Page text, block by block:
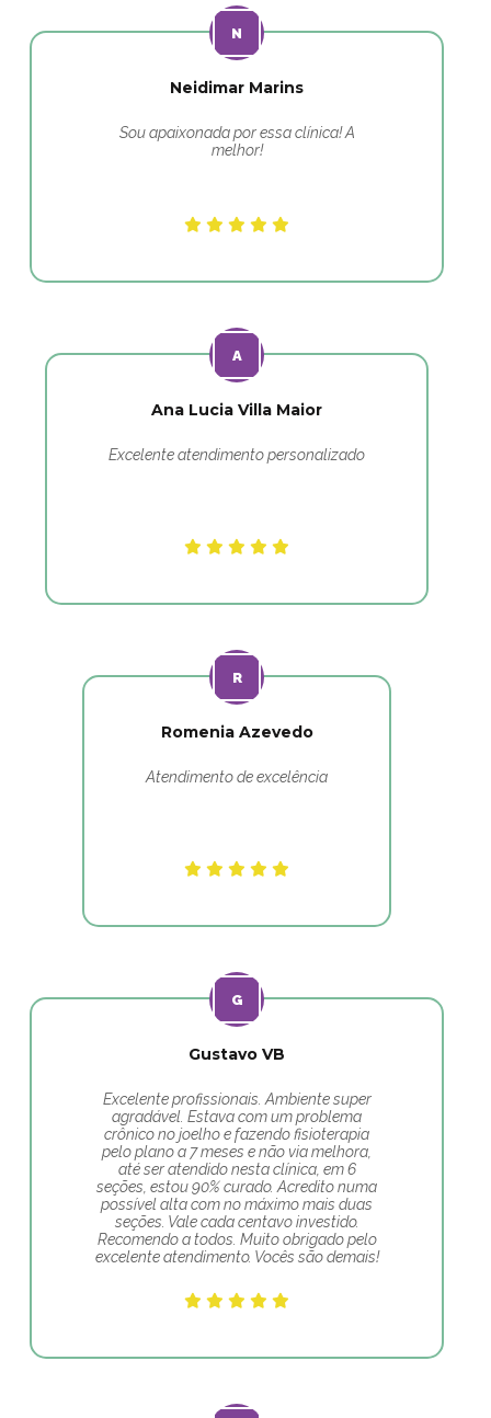
Neidimar Marins
Sou apaixonada por essa clínica! A
melhor!
Ana Lucia Villa Maior
Excelente atendimento personalizado
Romenia Azevedo
Atendimento de excelência
Gustavo VB
Excelente profissionais. Ambiente super
agradável. Estava com um problema
crônico no joelho e fazendo fisioterapia
pelo plano a 7 meses e não via melhora,
até ser atendido nesta clínica, em 6
seções, estou 90% curado. Acredito numa
possível alta com no máximo mais duas
seções. Vale cada centavo investido.
Recomendo a todos. Muito obrigado pelo
excelente atendimento. Vocês são demais!